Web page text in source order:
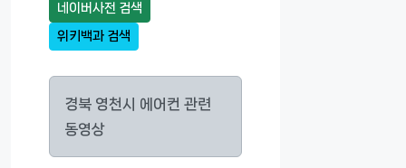
네이버사전 검색
위키백과 검색
경북 영천시 에어컨 관련
동영상